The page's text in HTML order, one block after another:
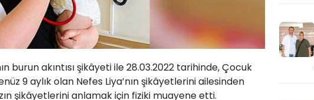
burun akıntısı şikâyeti ile 28.03.2022 tarihinde, Çocuk
9 aylık olan Nefes Liya’nın şikâyetlerini ailesinden
şikâyetlerini anlamak için fiziki muayene etti.